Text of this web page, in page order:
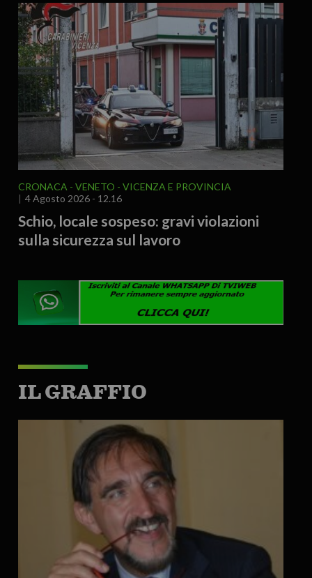
CRONACA VENETO
VICENZA E PROVINCIA
4 Agosto 2026 - 12.16
Schio, locale sospeso: gravi violazioni
sulla sicurezza sul lavoro
IL GRAFFIO